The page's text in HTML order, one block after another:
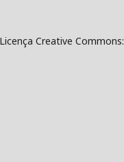
Creative Commons: